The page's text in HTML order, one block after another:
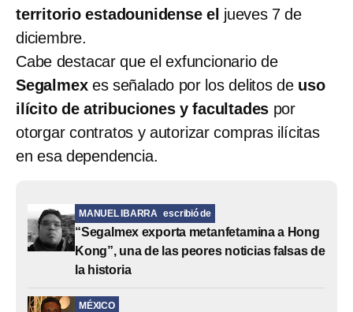
territorio estadounidense el jueves 7 de
diciembre.
Cabe destacar que el exfuncionario de
Segalmexes señalado por los delitos de uso
ilícito de atribuciones y facultades por
otorgar contratos y autorizar compras ilícitas
en esa dependencia.
MANUEL IBARRA escribió de
“Segalmex exporta metanfetamina a Hong
Kong”, una de las peores noticias falsas de
la historia
MÉXICO